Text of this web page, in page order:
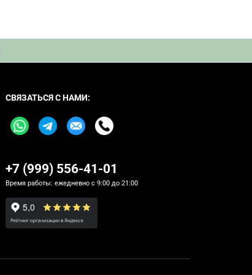
СВЯЗАТЬСЯ С НАМИ:
+7 (999) 556-41-01
Время работы: ежедневно с 9:00 до 21:00